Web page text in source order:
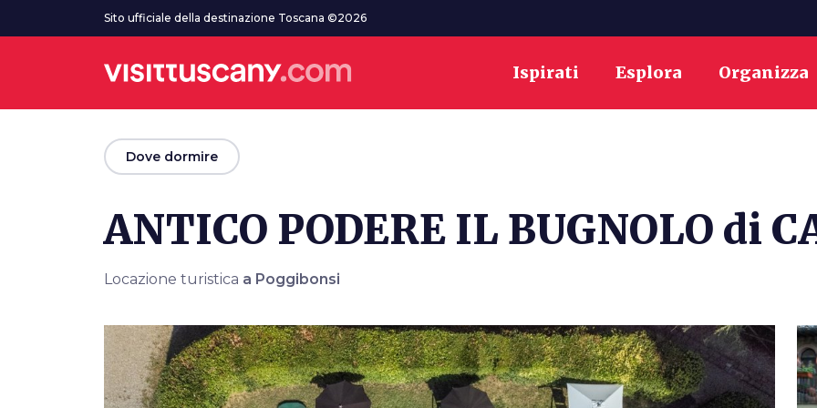
Vai al contenuto principaleSito ufficiale della destinazione Toscana ©2026
Ispirati Esplora Organizza
arrow_backDove dormire
ANTICO PODERE IL BUGNOLO di
Locazione turistica a Poggibonsi